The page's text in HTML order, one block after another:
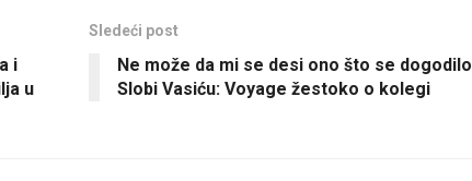
i
u
Sledeći post
Ne može da mi se desi ono što se dogodilo
Slobi Vasiću: Voyage žestoko o kolegi